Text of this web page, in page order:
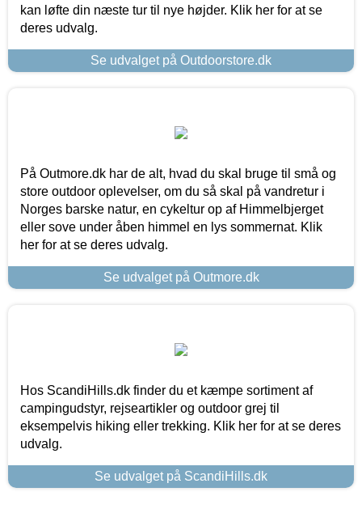
kan løfte din næste tur til nye højder. Klik her for at se
deres udvalg.
Se udvalget på Outdoorstore.dk
På Outmore.dk har de alt, hvad du skal bruge til små og
store outdoor oplevelser, om du så skal på vandretur i
Norges barske natur, en cykeltur op af Himmelbjerget
eller sove under åben himmel en lys sommernat. Klik
her for at se deres udvalg.
Se udvalget på Outmore.dk
Hos ScandiHills.dk finder du et kæmpe sortiment af
campingudstyr, rejseartikler og outdoor grej til
eksempelvis hiking eller trekking. Klik her for at se deres
udvalg.
Se udvalget på ScandiHills.dk